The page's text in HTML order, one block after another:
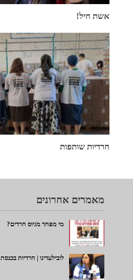
אשת חיל!
חרדיות שותפות
מאמרים אחרונים
מי מפחד מגיוס חרדים?
לובילעדינו | חרדיות בכנסת